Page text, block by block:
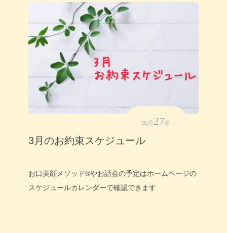
02月 27日
3月のお約束スケジュール
お口美顔メソッド®やお話会の予定はホームページの
スケジュールカレンダーで確認できます